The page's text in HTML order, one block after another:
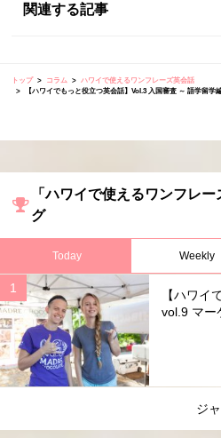
関連する記事
トップ コラム
ハワイで使えるワンフレーズ英会話
【ハワイでもっと役立つ英会話】Vol.3 入国審査 ～ 語学留学
「ハワイで使えるワンフレ
グ
Today Weekly
【ハワイ
vol.9 マー
ジ